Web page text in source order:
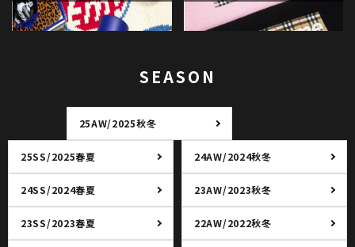
SEASON
25AW/2025秋冬
25SS/2025春夏 24AW/2024秋冬
24SS/2024春夏 23AW/2023秋冬
23SS/2023春夏 22AW/2022秋冬